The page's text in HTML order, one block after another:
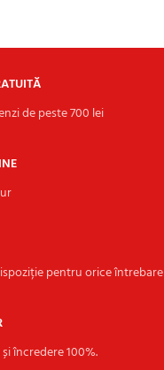
de peste 700 lei
pentru orice întrebare
încredere 100%.